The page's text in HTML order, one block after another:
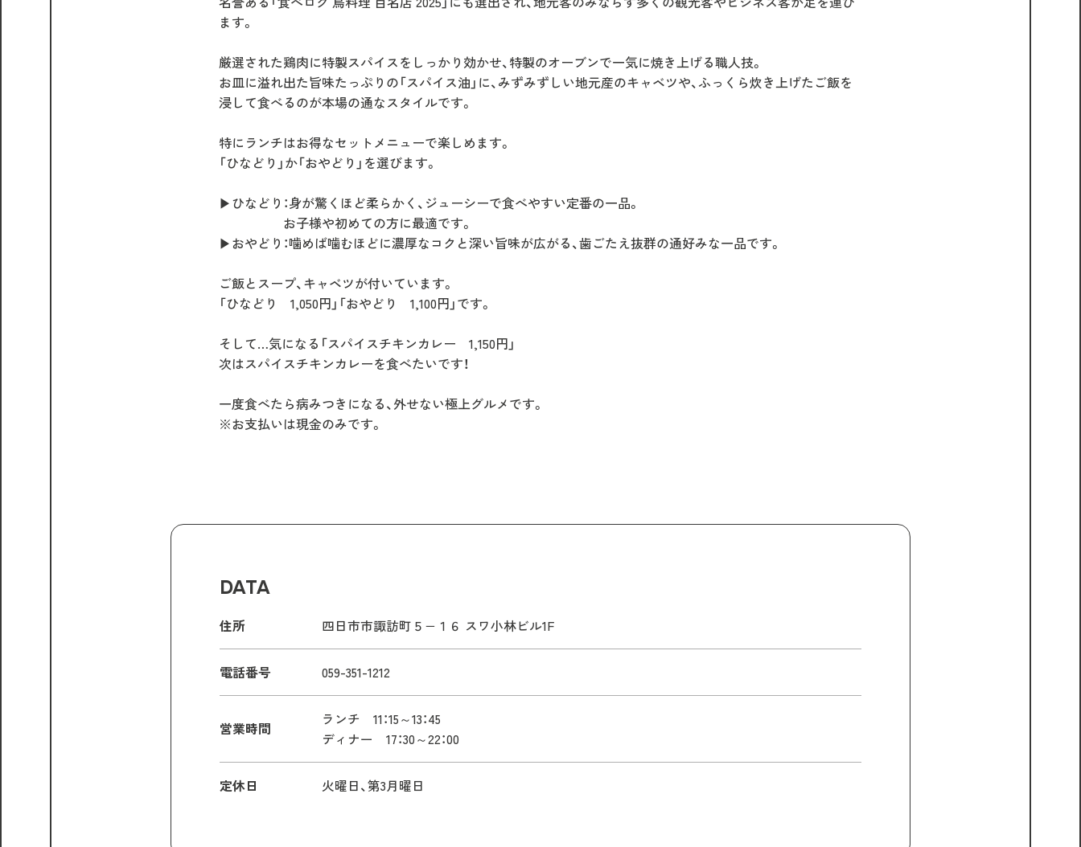
ます。
厳選された鶏肉に特製スパイスをしっかり効かせ、特製のオーブンで一気に焼き上げる職人技。
お皿に溢れ出た旨味たっぷりの「スパイス油」に、みずみずしい地元産のキャベツや、ふっくら炊き上げたご飯を
浸して食べるのが本場の通なスタイルです。
特にランチはお得なセットメニューで楽しめます。
「ひなどり」か「おやどり」を選びます。
▶ひなどり：身が驚くほど柔らかく、ジューシーで食べやすい定番の一品。
お子様や初めての方に最適です。
▶おやどり：噛めば噛むほどに濃厚なコクと深い旨味が広がる、歯ごたえ抜群の通好みな一品です。
ご飯とスープ、キャベツが付いています。
「ひなどり 1,050円」「おやどり 1,100円」です。
そして…気になる「スパイスチキンカレー 1,150円」
次はスパイスチキンカレーを食べたいです！
一度食べたら病みつきになる、外せない極上グルメです。
※お支払いは現金のみです。
DATA
住所 四日市市諏訪町５−１６ スワ小林ビル1F
電話番号 059-351-1212
営業時間
ランチ 11：15～13：45
ディナー 17：30～22：00
定休日 火曜日、第3月曜日